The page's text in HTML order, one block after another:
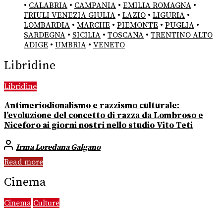
• CALABRIA • CAMPANIA • EMILIA ROMAGNA •
FRIULI VENEZIA GIULIA • LAZIO • LIGURIA •
LOMBARDIA • MARCHE • PIEMONTE • PUGLIA •
SARDEGNA • SICILIA • TOSCANA • TRENTINO ALTO
ADIGE • UMBRIA • VENETO
Libridine
Libridine
Antimeriodionalismo e razzismo culturale:
l’evoluzione del concetto di razza da Lombroso e
Niceforo ai giorni nostri nello studio Vito Teti
Irma Loredana Galgano
Read more
Cinema
Cinema Culture